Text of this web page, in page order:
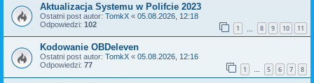
Aktualizacja Systemu w Polifcie 2023
Ostatni post autor: TomkX « 05.08.2026, 12:18
Odpowiedzi: 102 1 8 9 10 11
Kodowanie OBDeleven
Ostatni post autor: TomkX « 05.08.2026, 12:16
Odpowiedzi: 77 1 … 5 6 7 8